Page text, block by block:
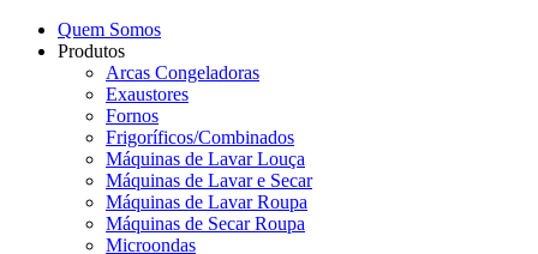
Quem Somos
Produtos
Arcas Congeladoras
Exaustores
Fornos
Frigoríficos/Combinados
Máquinas de Lavar Louça
Máquinas de Lavar e Secar
Máquinas de Lavar Roupa
Máquinas de Secar Roupa
Microondas